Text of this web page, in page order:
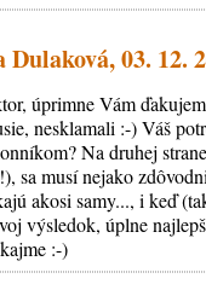
Dulaková, 03. 12.
úprimne Vám
nesklamali :-) Váš
Na druhej
sa musí nejako
akosi samy..., i keď
výsledok, úplne
:-)